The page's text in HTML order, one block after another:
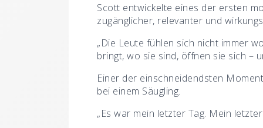
Scott entwickelte eines der ersten
zugänglicher, relevanter und
„Die Leute fühlen sich nicht immer
bringt, wo sie sind, öffnen sie sich –
Einer der einschneidendsten
bei einem Säugling.
„Es war mein letzter Tag. Mein